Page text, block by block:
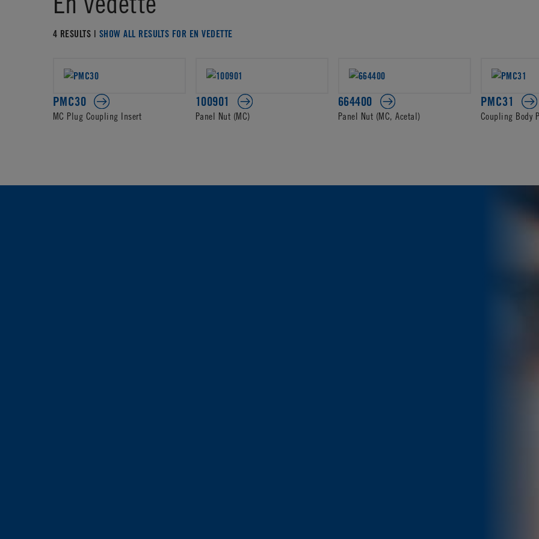
4 RESULTS | SHOW ALL RESULTS FOR EN VEDETTE
PMC30
MC Plug Coupling Insert
100901
Panel Nut (MC)
664400
Panel Nut (MC, Acetal)
PMC31
Coupling Body